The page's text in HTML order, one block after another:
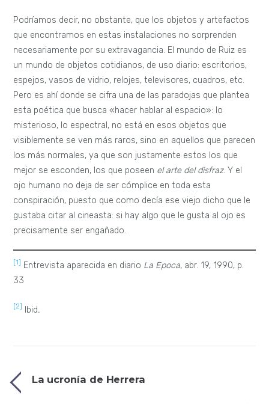
Podríamos decir, no obstante, que los objetos y artefactos
que encontramos en estas instalaciones no sorprenden
necesariamente por su extravagancia. El mundo de Ruiz es
un mundo de objetos cotidianos, de uso diario: escritorios,
espejos, vasos de vidrio, relojes, televisores, cuadros, etc.
Pero es ahí donde se cifra una de las paradojas que plantea
esta poética que busca «hacer hablar al espacio»: lo
misterioso, lo espectral, no está en esos objetos que
visiblemente se ven más raros, sino en aquellos que parecen
los más normales, ya que son justamente estos los que
mejor se esconden, los que poseen el arte del disfraz. Y el
ojo humano no deja de ser cómplice en toda esta
conspiración, puesto que como decía ese viejo dicho que le
gustaba citar al cineasta: si hay algo que le gusta al ojo es
precisamente ser engañado.
[1] Entrevista aparecida en diario La Epoca, abr. 19, 1990, p.
33
[2] Ibid.
La ucronía de Herrera